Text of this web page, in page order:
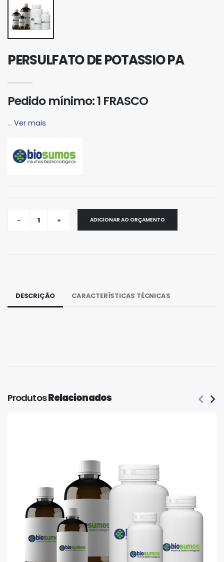
PERSULFATO DE POTASSIO PA
Pedido mínimo: 1 FRASCO
... Ver mais
ADICIONAR AO ORÇAMENTO
DESCRIÇÃO CARACTERÍSTICAS TÉCNICAS
ProdutosRelacionados